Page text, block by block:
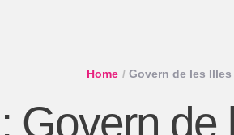
Home / Govern de les Illes
Govern de